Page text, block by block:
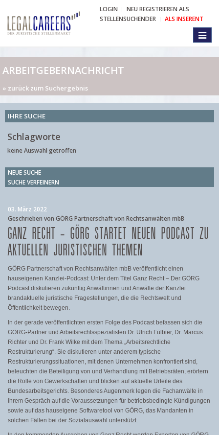
LOGIN
NEU REGISTRIEREN ALS
STELLENSUCHENDER
ALS INSERENT
ARBEITGEBERNACHRICHT
» zurück zum Suchergebnis
IHRE SUCHE
Schlagworte
keine Auswahl getroffen
NEUE SUCHE
SUCHE VERFEINERN
03. März 2022
Geschrieben von GÖRG Partnerschaft von Rechtsanwälten mbB
GANZ RECHT – GÖRG STARTET NEUEN PODCAST ZU
AKTUELLEN JURISTISCHEN THEMEN
GÖRG Partnerschaft von Rechtsanwälten mbB veröffentlicht einen
hauseigenen Kanzlei-Podcast: Unter dem Titel Ganz Recht – Der GÖRG
Podcast diskutieren zukünftig Anwältinnen und Anwälte der Kanzlei
brandaktuelle juristische Fragestellungen, die die Rechtswelt und
Öffentlichkeit bewegen.
In der gerade veröffentlichten ersten Folge des Podcast befassen sich die
GÖRG-Partner und Arbeitsrechtsspezialisten Dr. Ulrich Fülbier, Dr. Marcus
Richter und Dr. Frank Wilke mit dem Thema „Arbeitsrechtliche
Restrukturierung“. Sie diskutieren unter anderem typische
Restrukturierungssituationen, mit denen Unternehmen konfrontiert sind,
beleuchten die Beteiligung von und Verhandlung mit Betriebsräten, erörtern
die Rolle von Gewerkschaften und blicken auf aktuelle Urteile des
Bundesarbeitsgerichts. Besonderes Augenmerk legen die Fachanwälte in
ihrem Gespräch auf die Voraussetzungen für betriebsbedingte Kündigungen
sowie auf das hauseigene Softwaretool von GÖRG, das Mandanten in
solchen Fällen bei der Sozialauswahl unterstützt.